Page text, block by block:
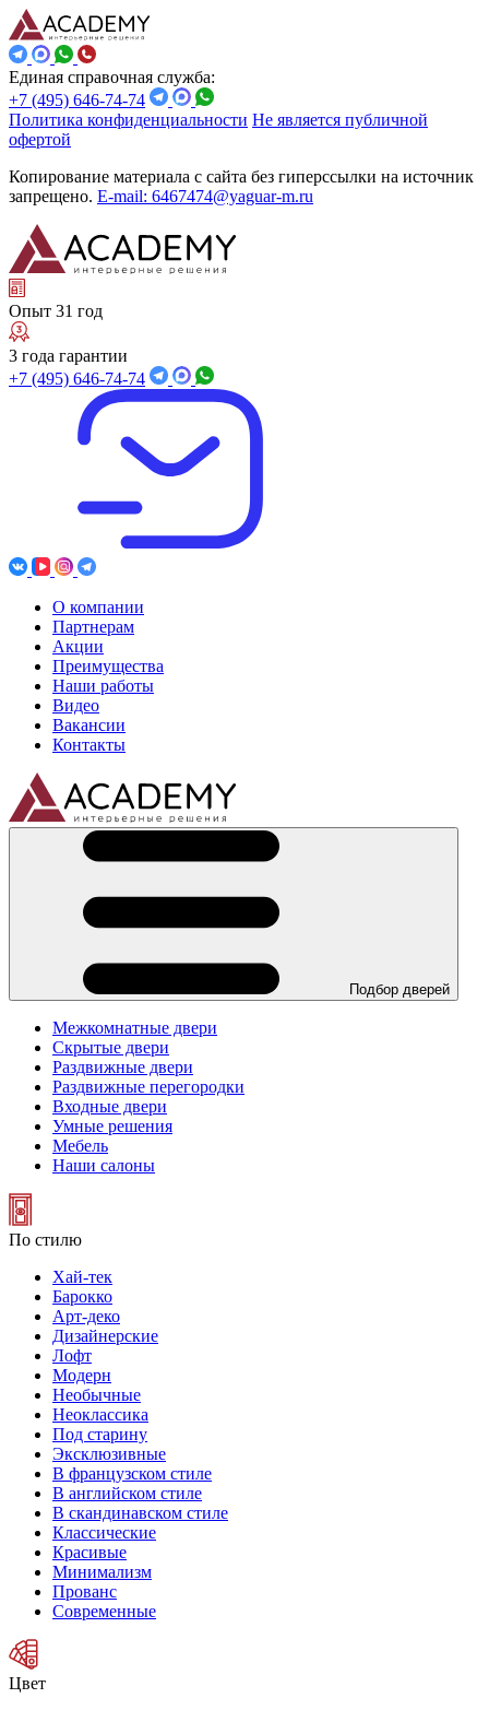
Единая справочная служба:
+7 (495) 646-74-74
Политика конфиденциальности Не является публичной
офертой
Копирование материала с сайта без гиперссылки на источник
запрещено. E-mail: 6467474@yaguar-m.ru
Опыт 31 год
3 года гарантии
+7 (495) 646-74-74
О компании
Партнерам
Акции
Преимущества
Наши работы
Видео
Вакансии
Контакты
Подбор дверей
Межкомнатные двери
Скрытые двери
Раздвижные двери
Раздвижные перегородки
Входные двери
Умные решения
Мебель
Наши салоны
По стилю
Хай-тек
Барокко
Арт-деко
Дизайнерские
Лофт
Модерн
Необычные
Неоклассика
Под старину
Эксклюзивные
В французском стиле
В английском стиле
В скандинавском стиле
Классические
Красивые
Минимализм
Прованс
Современные
Цвет